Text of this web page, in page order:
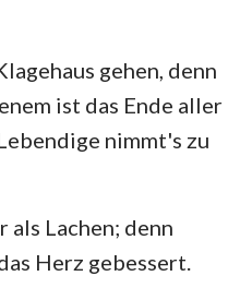
Jeremia
Hesekiel
Amos
Jona
gehen, denn
ist das Ende aller
nimmt's zu
als Lachen; denn
Herz gebessert.